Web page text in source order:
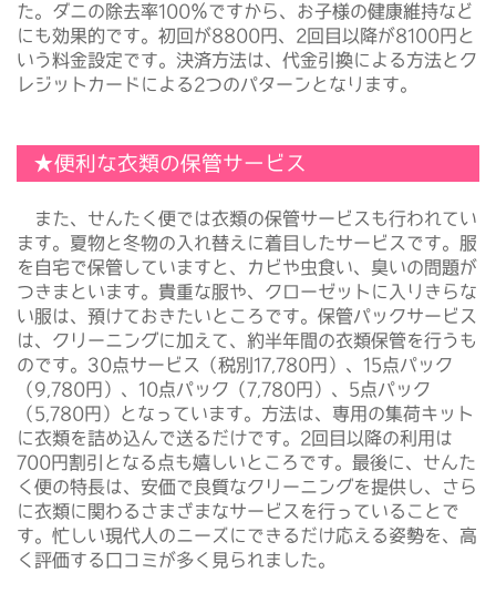
た。ダニの除去率100％ですから、お子様の健康維持など
にも効果的です。初回が8800円、2回目以降が8100円と
いう料金設定です。決済方法は、代金引換による方法とク
レジットカードによる2つのパターンとなります。
★便利な衣類の保管サービス
また、せんたく便では衣類の保管サービスも行われてい
ます。夏物と冬物の入れ替えに着目したサービスです。服
を自宅で保管していますと、カビや虫食い、臭いの問題が
つきまといます。貴重な服や、クローゼットに入りきらな
い服は、預けておきたいところです。保管パックサービス
は、クリーニングに加えて、約半年間の衣類保管を行うも
のです。30点サービス（税別17,780円）、15点パック
（9,780円）、10点パック（7,780円）、5点パック
（5,780円）となっています。方法は、専用の集荷キット
に衣類を詰め込んで送るだけです。2回目以降の利用は
700円割引となる点も嬉しいところです。最後に、せんた
く便の特長は、安価で良質なクリーニングを提供し、さら
に衣類に関わるさまざまなサービスを行っていることで
す。忙しい現代人のニーズにできるだけ応える姿勢を、高
く評価する口コミが多く見られました。